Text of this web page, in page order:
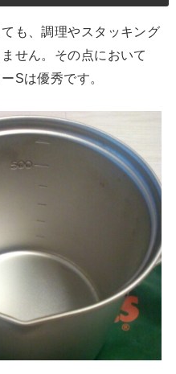
も、調理やスタッキング
せん。その点において
Sは優秀です。